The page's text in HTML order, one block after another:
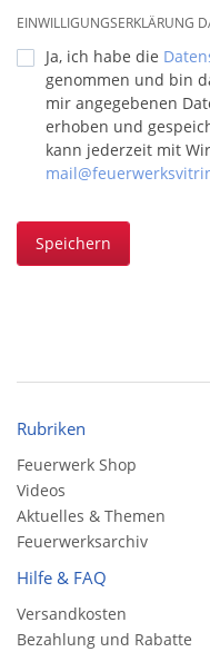
EINWILLIGUNGSERKLÄRUNG
Ja, ich habe die
genommen und bin
mir angegebenen
erhoben und
kann jederzeit mit
Speichern
Rubriken
Feuerwerk Shop
Videos
Aktuelles & Themen
Feuerwerksarchiv
Hilfe & FAQ
Versandkosten
Bezahlung und Rabatte